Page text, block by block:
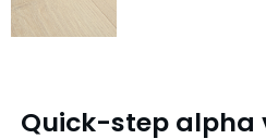
Quick-step alpha